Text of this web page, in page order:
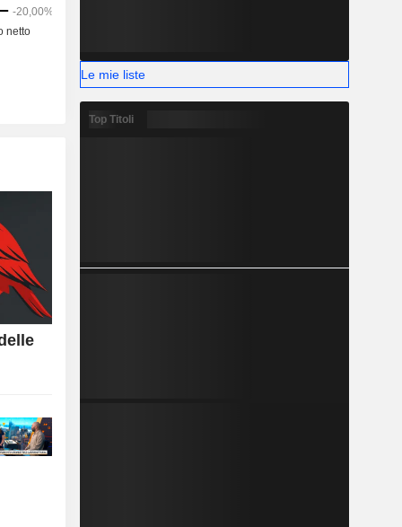
Le mie liste
Top Titoli